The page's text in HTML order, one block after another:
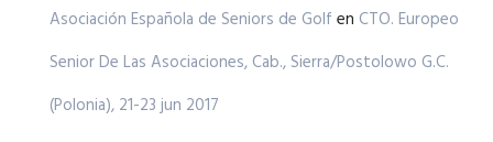
Asociación Española de Seniors de Golf en CTO. Europeo
Senior De Las Asociaciones, Cab., Sierra/Postolowo G.C.
(Polonia), 21-23 jun 2017